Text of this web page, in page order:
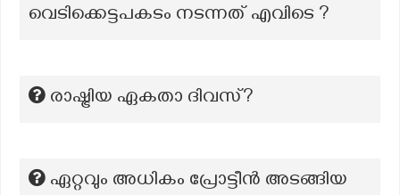
വെടിക്കെട്ടപകടം നടന്നത് എവിടെ ?
രാഷ്ട്രിയ ഏകതാ ദിവസ്?
ഏറ്റവും അധികം പ്രോട്ടീൻ അടങ്ങിയ